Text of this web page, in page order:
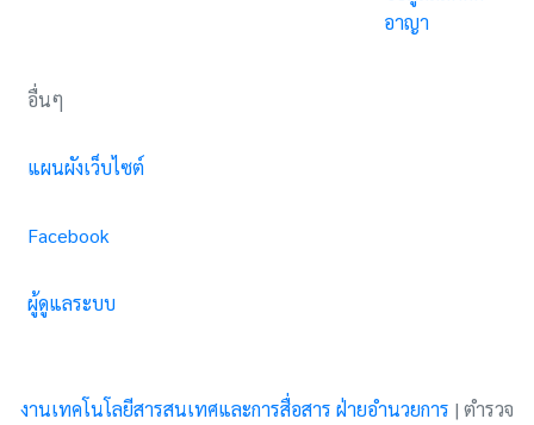
อาญา
อื่นๆ
แผนผังเว็บไซต์
Facebook
ผู้ดูแลระบบ
งานเทคโนโลยีสารสนเทศและการสื่อสาร ฝ่ายอำนวยการ | ตำรวจ